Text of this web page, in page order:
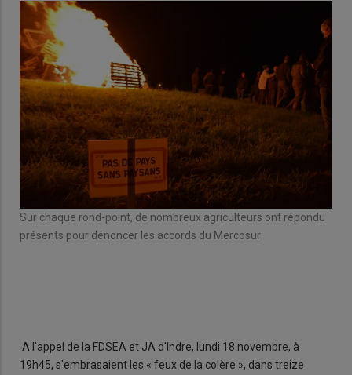
Sur chaque rond-point, de nombreux agriculteurs ont répondu
présents pour dénoncer les accords du Mercosur
A l'appel de la FDSEA et JA d'Indre, lundi 18 novembre, à
19h45, s'embrasaient les « feux de la colère », dans treize